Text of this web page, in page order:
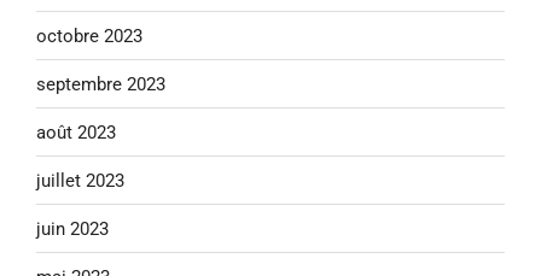
octobre 2023
septembre 2023
août 2023
juillet 2023
juin 2023